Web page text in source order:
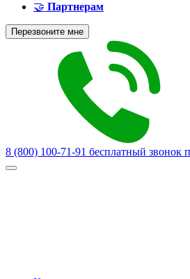
🤝 Партнерам
Перезвоните мне
8 (800) 100-71-91 бесплатный звонок